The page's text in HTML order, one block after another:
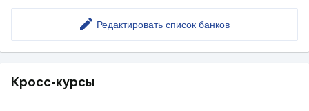
Редактировать список банков
Кросс-курсы